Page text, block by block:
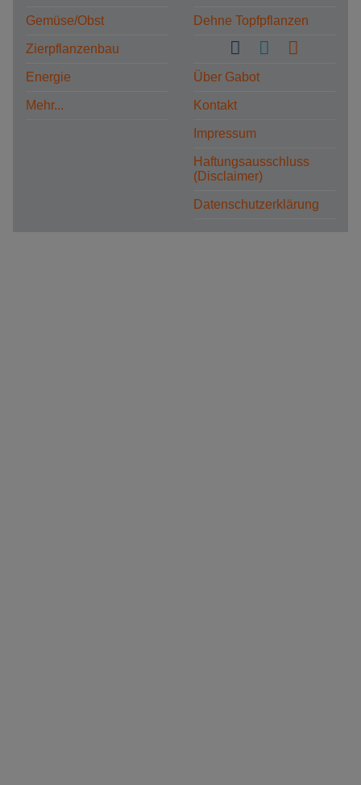
Gemüse/Obst
Zierpflanzenbau
Energie
Mehr...
Dehne Topfpflanzen
Über Gabot
Kontakt
Impressum
Haftungsausschluss
(Disclaimer)
Datenschutzerklärung